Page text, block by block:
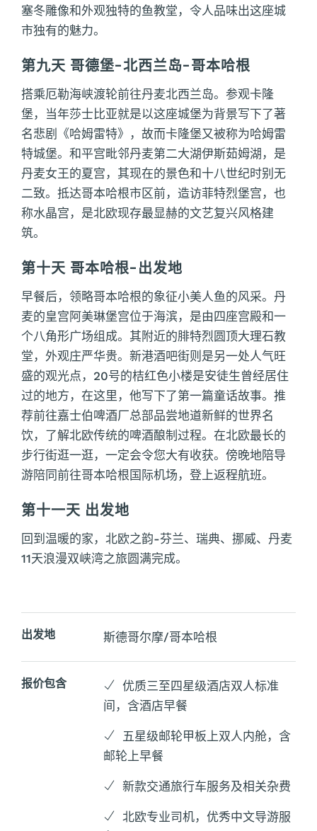
塞冬雕像和外观独特的鱼教堂，令人品味出这座城
市独有的魅力。
第九天 哥德堡-北西兰岛-哥本哈根
搭乘厄勒海峡渡轮前往丹麦北西兰岛。参观卡隆
堡，当年莎士比亚就是以这座城堡为背景写下了著
名悲剧《哈姆雷特》，故而卡隆堡又被称为哈姆雷
特城堡。和平宫毗邻丹麦第二大湖伊斯茹姆湖，是
丹麦女王的夏宫，其现在的景色和十八世纪时别无
二致。抵达哥本哈根市区前，造访菲特烈堡宫，也
称水晶宫，是北欧现存最显赫的文艺复兴风格建
筑。
第十天 哥本哈根-出发地
早餐后，领略哥本哈根的象征小美人鱼的风采。丹
麦的皇宫阿美琳堡宫位于海滨，是由四座宫殿和一
个八角形广场组成。其附近的腓特烈圆顶大理石教
堂，外观庄严华贵。新港酒吧街则是另一处人气旺
盛的观光点，20号的桔红色小楼是安徒生曾经居住
过的地方，在这里，他写下了第一篇童话故事。推
荐前往嘉士伯啤酒厂总部品尝地道新鲜的世界名
饮，了解北欧传统的啤酒酿制过程。在北欧最长的
步行街逛一逛，一定会令您大有收获。傍晚地陪导
游陪同前往哥本哈根国际机场，登上返程航班。
第十一天 出发地
回到温暖的家，北欧之韵-芬兰、瑞典、挪威、丹麦
11天浪漫双峡湾之旅圆满完成。
出发地 斯德哥尔摩/哥本哈根
报价包含
优质三至四星级酒店双人标准
间，含酒店早餐
五星级邮轮甲板上双人内舱，含
邮轮上早餐
新款交通旅行车服务及相关杂费
北欧专业司机，优秀中文导游服